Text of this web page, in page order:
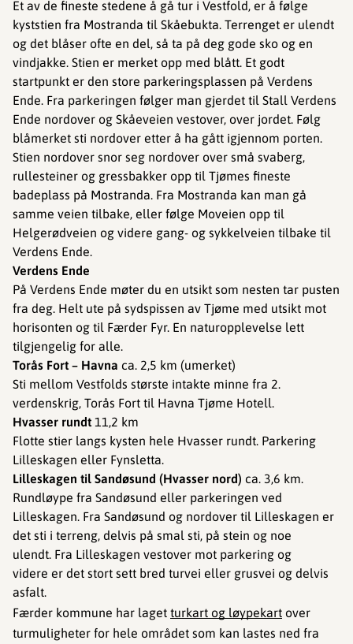
Et av de fineste stedene å gå tur i Vestfold, er å følge
kyststien fra Mostranda til Skåebukta. Terrenget er ulendt
og det blåser ofte en del, så ta på deg gode sko og en
vindjakke. Stien er merket opp med blått. Et godt
startpunkt er den store parkeringsplassen på Verdens
Ende. Fra parkeringen følger man gjerdet til Stall Verdens
Ende nordover og Skåeveien vestover, over jordet. Følg
blåmerket sti nordover etter å ha gått igjennom porten.
Stien nordover snor seg nordover over små svaberg,
rullesteiner og gressbakker opp til Tjømes fineste
badeplass på Mostranda. Fra Mostranda kan man gå
samme veien tilbake, eller følge Moveien opp til
Helgerødveien og videre gang- og sykkelveien tilbake til
Verdens Ende.
Verdens Ende
På Verdens Ende møter du en utsikt som nesten tar pusten
fra deg. Helt ute på sydspissen av Tjøme med utsikt mot
horisonten og til Færder Fyr. En naturopplevelse lett
tilgjengelig for alle.
Torås Fort – Havna ca. 2,5 km (umerket)
Sti mellom Vestfolds største intakte minne fra 2.
verdenskrig, Torås Fort til Havna Tjøme Hotell.
Hvasser rundt 11,2 km
Flotte stier langs kysten hele Hvasser rundt. Parkering
Lilleskagen eller Fynsletta.
Lilleskagen til Sandøsund (Hvasser nord) ca. 3,6 km.
Rundløype fra Sandøsund eller parkeringen ved
Lilleskagen. Fra Sandøsund og nordover til Lilleskagen er
det sti i terreng, delvis på smal sti, på stein og noe
ulendt. Fra Lilleskagen vestover mot parkering og
videre er det stort sett bred turvei eller grusvei og delvis
asfalt.
Færder kommune har laget turkart og løypekart over
turmuligheter for hele området som kan lastes ned fra